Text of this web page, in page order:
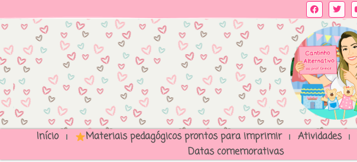
Início Materiais pedagógicos prontos para imprimir Atividades
Datas comemorativas